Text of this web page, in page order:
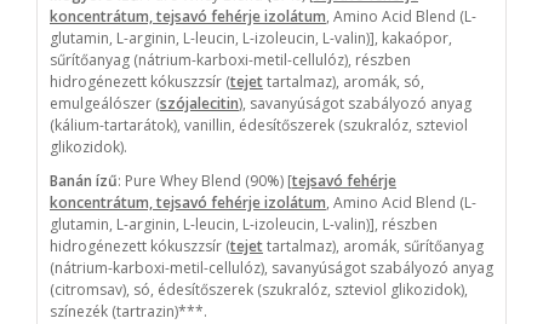
koncentrátum, tejsavó fehérje izolátum, Amino Acid Blend (L-
glutamin, L-arginin, L-leucin, L-izoleucin, L-valin)], kakaópor,
sűrítőanyag (nátrium-karboxi-metil-cellulóz), részben
hidrogénezett kókuszzsír (tejettartalmaz), aromák, só,
emulgeálószer (szójalecitin), savanyúságot szabályozó anyag
(kálium-tartarátok), vanillin, édesítőszerek (szukralóz, szteviol
glikozidok).
Banán ízű: Pure Whey Blend (90%) [tejsavó fehérje
koncentrátum, tejsavó fehérje izolátum, Amino Acid Blend (L-
glutamin, L-arginin, L-leucin, L-izoleucin, L-valin)], részben
hidrogénezett kókuszzsír (tejettartalmaz), aromák, sűrítőanyag
(nátrium-karboxi-metil-cellulóz), savanyúságot szabályozó anyag
(citromsav), só, édesítőszerek (szukralóz, szteviol glikozidok),
színezék (tartrazin)***.